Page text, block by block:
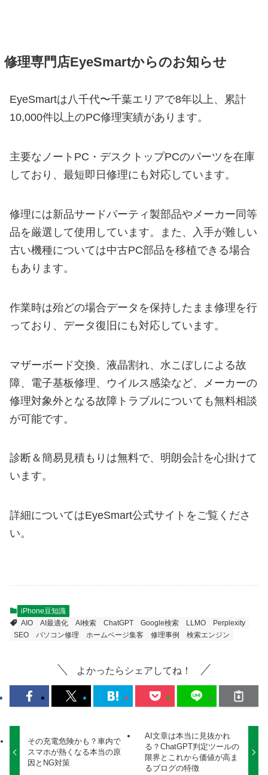
修理専門店EyeSmartからのお知らせ
EyeSmartは八千代〜千葉エリアで8年以上、累計
10,000件以上のPC修理実績があります。
主要なノートPC・デスクトップPCのパーツを在庫
しており、最短即日修理にも対応しています。
修理には新品サードパーティ製部品やメーカー同等
品を厳選して使用しています。また、入手が難しい
古い機種については中古PC部品を移植できる場合
もあります。
作業時は殆どの場合データを保持したまま修理を行
っており、データ復旧にも対応しています。
マザーボード交換、液晶割れ、水こぼしによる故
障、電子基板修理、ウイルス感染など、メーカーの
修理対象外となる故障トラブルについても無料相談
が可能です。
診断＆簡易見積もりは無料で、明朗会計を心掛けて
います。
詳細についてはEyeSmart公式サイトをご覧くださ
い。
iPhone豆知識
AIO
AI最適化 AI検索 ChatGPT Google検索 LLMO
Perplexity
SEO
パソコン修理 ホームページ集客 修理事例 検索エンジン
よかったらシェアしてね！
その充電危険かも？車内で
スマホが熱くなる本当の原
因とNG対策
AI文章は本当に見抜かれ
る？ChatGPT判定ツールの
限界とこれから価値が高ま
るブログの特徴